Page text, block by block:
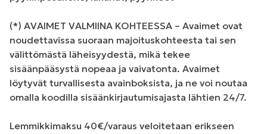
(*) AVAIMET VALMIINA KOHTEESSA – Avaimet ovat
noudettavissa suoraan majoituskohteesta tai sen
välittömästä läheisyydestä, mikä tekee
sisäänpääsystä nopeaa ja vaivatonta. Avaimet
löytyvät turvallisesta avainboksista, ja ne voi noutaa
omalla koodilla sisäänkirjautumisajasta lähtien 24/7.
Lemmikkimaksu 40€/varaus veloitetaan erikseen